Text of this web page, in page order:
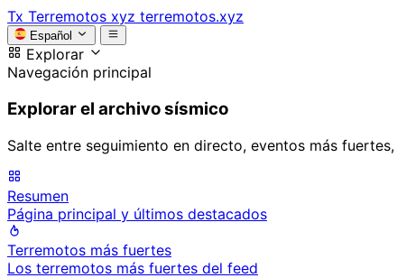
Tx Terremotos xyz terremotos.xyz
Español
Explorar
Navegación principal
Explorar el archivo sísmico
Salte entre seguimiento en directo, eventos más
Resumen
Página principal y últimos destacados
Terremotos más fuertes
Los terremotos más fuertes del feed